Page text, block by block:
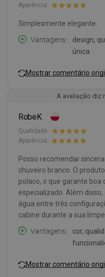
Aparência:
Simplesmente elegante.
Vantagens:
design,
única.
Mostrar comentário
A avaliação diz
RobeK
Qualidade:
Aparência:
Posso recomendar
chuveiro branco. O
polaco, o que garante
especializado. Além
água entre três
cabine durante a sua
Vantagens:
cor,
Mostrar comentário